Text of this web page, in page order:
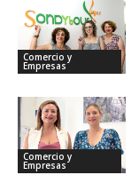
Comercio y
Empresas
Comercio y
Empresas